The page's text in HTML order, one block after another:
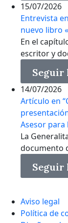
15/07/2026
Entrevista
nuevo libro
En el
escritor y
Seguir
14/07/2026
Artículo en
Asesor para
La
documento
Seguir
Aviso legal
Política de